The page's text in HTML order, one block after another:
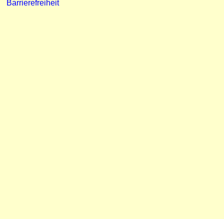
Barrierefreiheit